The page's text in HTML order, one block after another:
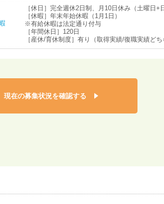
［休日］完全週休2日制、月10日休み（土曜日
［休暇］年末年始休暇（1月1日）
※有給休暇は法定通り付与
［年間休日］120日
［産休/育休制度］有り（取得実績/復職実績ど
現在の募集状況を確認する